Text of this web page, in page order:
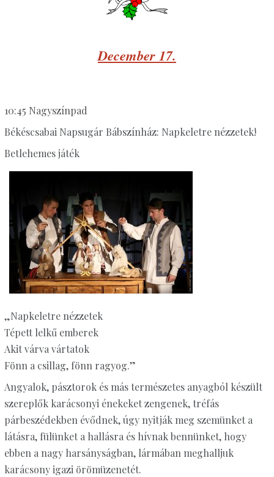
December 17.
10:45 Nagyszínpad
Békéscsabai Napsugár Bábszínház: Napkeletre nézzetek!
Betlehemes játék
„Napkeletre nézzetek
Tépett lelkű emberek
Akit várva vártatok
Fönn a csillag, fönn ragyog.”
Angyalok, pásztorok és más természetes anyagból készült
szereplők karácsonyi énekeket zengenek, tréfás
párbeszédekben évődnek, úgy nyitják meg szemünket a
látásra, fülünket a hallásra és hívnak bennünket, hogy
ebben a nagy harsányságban, lármában meghalljuk
karácsony igazi örömüzenetét.